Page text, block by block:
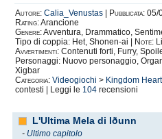
Autore: Calia_Venustas Pubblicata: 05/
Rating:Arancione
Genere:Avventura, Drammatico,
Tipo di coppia: Het, Shonen-ai |
Note:
Avvertimenti: Contenuti forti, Furry,
Personaggi: Nuovo personaggio,
Xigbar
Categoria: Videogiochi > Kingdom
contesti | Leggi le 104 recensioni
L'Ultima Mela di Iðunn
- Ultimo capitolo